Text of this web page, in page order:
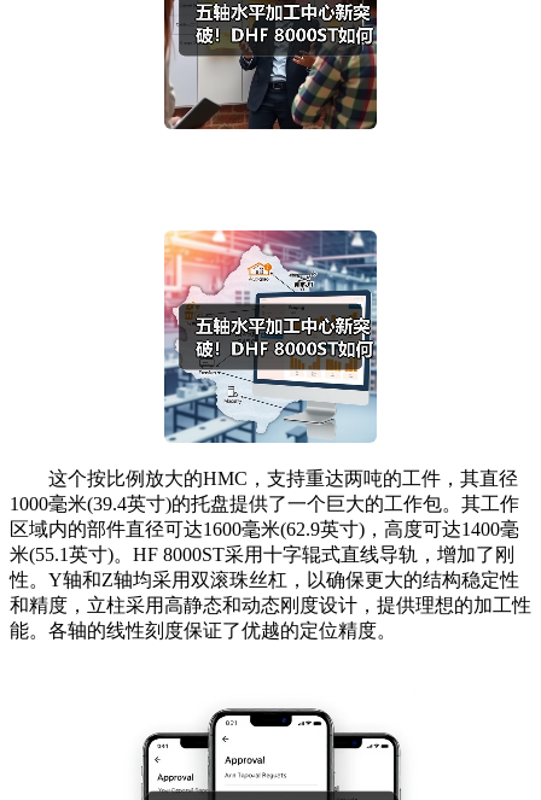
这个按比例放大的HMC，支持重达两吨的工件，其直径
1000毫米(39.4英寸)的托盘提供了一个巨大的工作包。其工作
区域内的部件直径可达1600毫米(62.9英寸)，高度可达1400毫
米(55.1英寸)。HF 8000ST采用十字辊式直线导轨，增加了刚
性。Y轴和Z轴均采用双滚珠丝杠，以确保更大的结构稳定性
和精度，立柱采用高静态和动态刚度设计，提供理想的加工性
能。各轴的线性刻度保证了优越的定位精度。